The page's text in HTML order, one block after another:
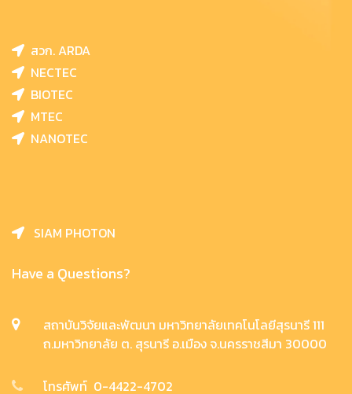
สวก. ARDA
NECTEC
BIOTEC
MTEC
NANOTEC
SIAM PHOTON
Have a Questions?
สถาบันวิจัยและพัฒนา มหาวิทยาลัยเทคโนโลยีสุรนารี 111
ถ.มหาวิทยาลัย ต. สุรนารี อ.เมือง จ.นครราชสีมา 30000
โทรศัพท์ 0-4422-4702